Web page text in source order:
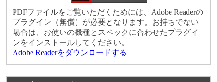
PDFファイルをご覧いただくためには、Adobe Readerの
プラグイン（無償）が必要となります。お持ちでない
場合は、お使いの機種とスペックに合わせたプラグイ
ンをインストールしてください。
Adobe Readerをダウンロードする